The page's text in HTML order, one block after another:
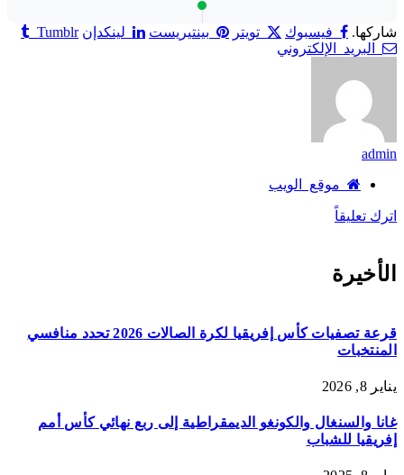
شاركها. فيسبوك تويتر بينتيريست لينكدإن Tumblr
البريد الإلكتروني
admin
موقع الويب
اترك تعليقاً
الأخيرة
قرعة تصفيات كأس إفريقيا لكرة الصالات 2026 تحدد منافسي
المنتخبات
يناير 8, 2026
غانا والسنغال والكونغو الديمقراطية إلى ربع نهائي كأس أمم
إفريقيا للشباب